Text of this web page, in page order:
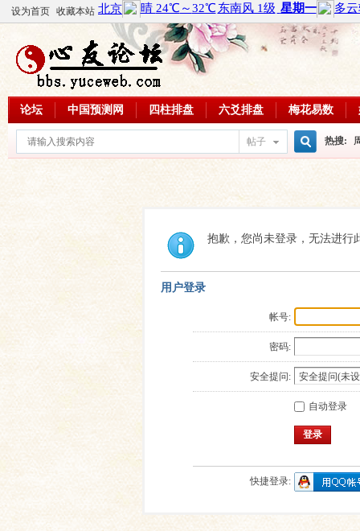
设为首页 收藏本站
论坛 中国预测网 四柱排盘 六爻排盘 梅花易数
帖子
索
热搜:
周易教
每日一
抱歉，您尚未登录，无法进行
用户登录
帐号:
密码:
安全提问:
自动登录
登录
快捷登录: